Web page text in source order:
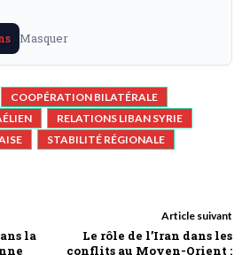
Masquer
COOPÉRATION BILATÉRALE
RELATIONS LIBAN SYRIE
STABILITÉ RÉGIONALE
la
Article suivant
Le rôle de l’Iran dans les
conflits au Moyen-Orient :